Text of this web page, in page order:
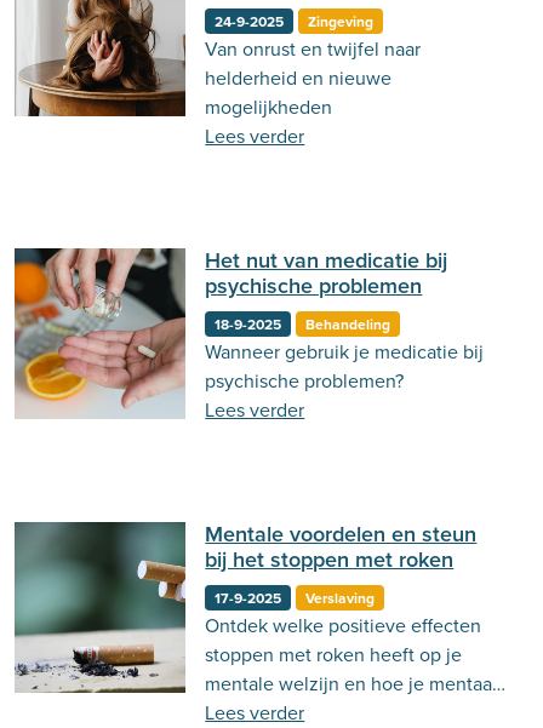
24-9-2025 Zingeving
Van onrust en twijfel naar
helderheid en nieuwe
mogelijkheden
Lees verder
Het nut van medicatie bij
psychische problemen
18-9-2025 Behandeling
Wanneer gebruik je medicatie bij
psychische problemen?
Lees verder
Mentale voordelen en steun
bij het stoppen met roken
17-9-2025 Verslaving
Ontdek welke positieve effecten
stoppen met roken heeft op je
mentale welzijn en hoe je mentaal
sterk blijft tijdens het proces.
Lees verder